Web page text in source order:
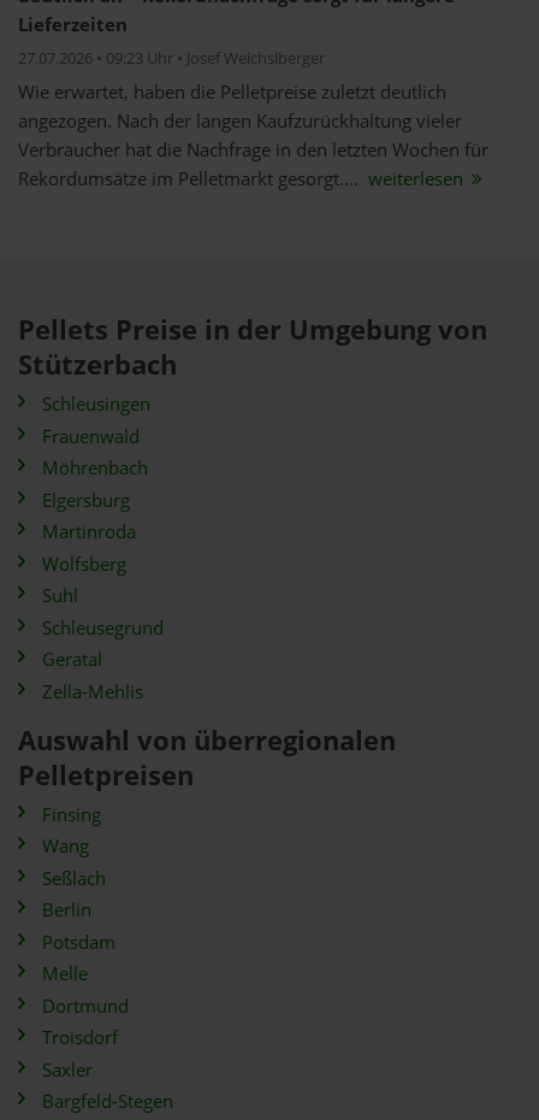
Lieferzeiten
27.07.2026 • 09:23 Uhr • Josef Weichslberger
Wie erwartet, haben die Pelletpreise zuletzt deutlich
angezogen. Nach der langen Kaufzurückhaltung vieler
Verbraucher hat die Nachfrage in den letzten Wochen für
Rekordumsätze im Pelletmarkt gesorgt.... weiterlesen
Pellets Preise in der Umgebung von
Stützerbach
Schleusingen
Frauenwald
Möhrenbach
Elgersburg
Martinroda
Wolfsberg
Suhl
Schleusegrund
Geratal
Zella-Mehlis
Auswahl von überregionalen
Pelletpreisen
Finsing
Wang
Seßlach
Berlin
Potsdam
Melle
Dortmund
Troisdorf
Saxler
Bargfeld-Stegen